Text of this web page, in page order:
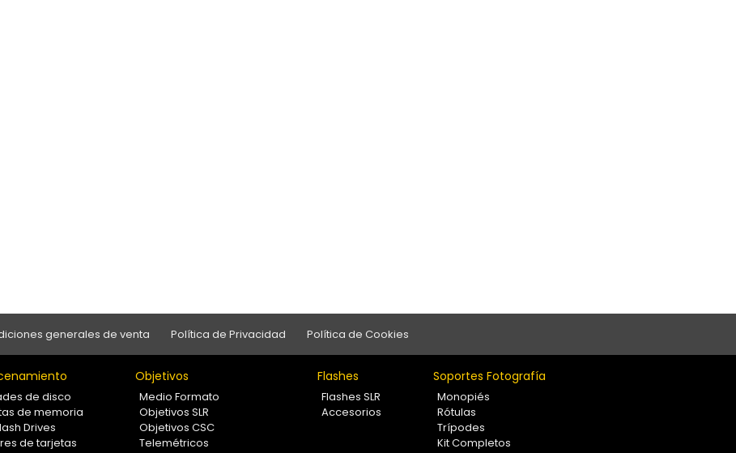
generales de venta Política de Privacidad Política de Cookies
de disco
de memoria
Drives
de tarjetas
Objetivos
Medio Formato
Objetivos SLR
Objetivos CSC
Telemétricos
Flashes
Flashes SLR
Accesorios
Soportes Fotografía
Monopiés
Rótulas
Trípodes
Kit Completos